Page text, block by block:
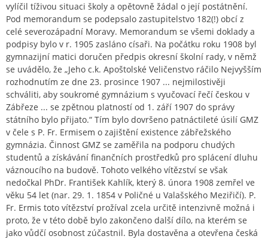
vylíčil tíživou situaci školy a opětovně žádal o její postátnění.
Pod memorandum se podepsalo zastupitelstvo 182(!) obcí z
celé severozápadní Moravy. Memorandum se všemi doklady a
podpisy bylo v r. 1905 zasláno císaři. Na počátku roku 1908 byl
gymnazijní matici doručen předpis okresní školní rady, v němž
se uvádělo, že „Jeho c.k. Apoštolské Veličenstvo ráčilo Nejvyšším
rozhodnutím ze dne 23. prosince 1907 ... nejmilostivěji
schváliti, aby soukromé gymnázium s vyučovací řečí českou v
Zábřeze ... se zpětnou platností od 1. září 1907 do správy
státního bylo přijato.“ Tím bylo dovršeno patnáctileté úsilí GMZ
v čele s P. Fr. Ermisem o zajištění existence zábřežského
gymnázia. Činnost GMZ se zaměřila na podporu chudých
studentů a získávání finančních prostředků pro splácení dluhu
váznoucího na budově. Tohoto velkého vítězství se však
nedočkal PhDr. František Kahlík, který 8. února 1908 zemřel ve
věku 54 let (nar. 29. 1. 1854 v Poličné u Valašského Meziřičí). P.
Fr. Ermis toto vítězství prožíval zcela určitě intenzivně možná i
proto, že v této době bylo zakončeno další dílo, na kterém se
jako vůdčí osobnost zúčastnil. Byla dostavěna a otevřena česká